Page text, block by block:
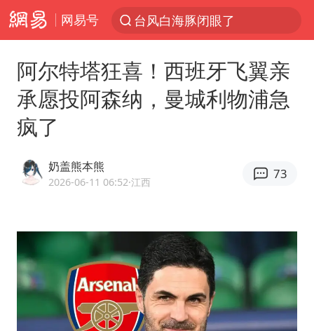
网易号
台风白海豚闭眼了
香港宏福苑火灾或由烟头引起
浙江台州《告全体市民书》
泰国初中生饮弹自尽前开了26枪
陕西柞水泥石流已致2死 仍有1人失联
店主称换“青海拉面”招牌后生意更好
22岁女生独闯南太行失联12天
今年第二强台风将带来多大影响
阿尔特塔狂喜！西班牙飞翼亲
承愿投阿森纳，曼城利物浦急
疯了
奶盖熊本熊
2026-06-11 06:52·江西
73